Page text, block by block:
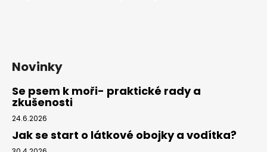
Novinky
Se psem k moři- praktické rady a
zkušenosti
24.6.2026
Jak se start o látkové obojky a vodítka?